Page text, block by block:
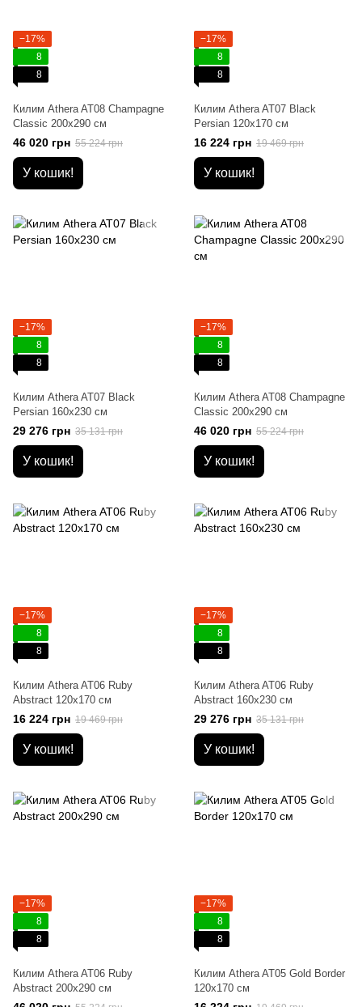
−17%
8
8
Килим Athera AT08 Champagne
Classic 200х290 см
46 020 грн 55 224 грн
У кошик!
−17%
8
8
Килим Athera AT07 Black
Persian 120х170 см
16 224 грн 19 469 грн
У кошик!
−17%
8
8
Килим Athera AT07 Black
Persian 160х230 см
29 276 грн 35 131 грн
У кошик!
−17%
8
8
Килим Athera AT08 Champagne
Classic 200х290 см
46 020 грн 55 224 грн
У кошик!
−17%
8
8
Килим Athera AT06 Ruby
Abstract 120х170 см
16 224 грн 19 469 грн
У кошик!
−17%
8
8
Килим Athera AT06 Ruby
Abstract 160х230 см
29 276 грн 35 131 грн
У кошик!
−17%
8
8
Килим Athera AT06 Ruby
Abstract 200х290 см
−17%
8
8
Килим Athera AT05 Gold Border
120х170 см